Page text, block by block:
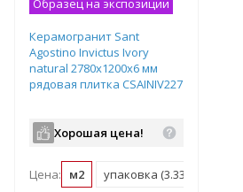
Керамогранит Sant
Agostino Invictus Ivory
natural 2780х1200х6 мм
рядовая плитка CSAINIV227
Хорошая цена!
Цена: м2 упаковка (3.336 м2)